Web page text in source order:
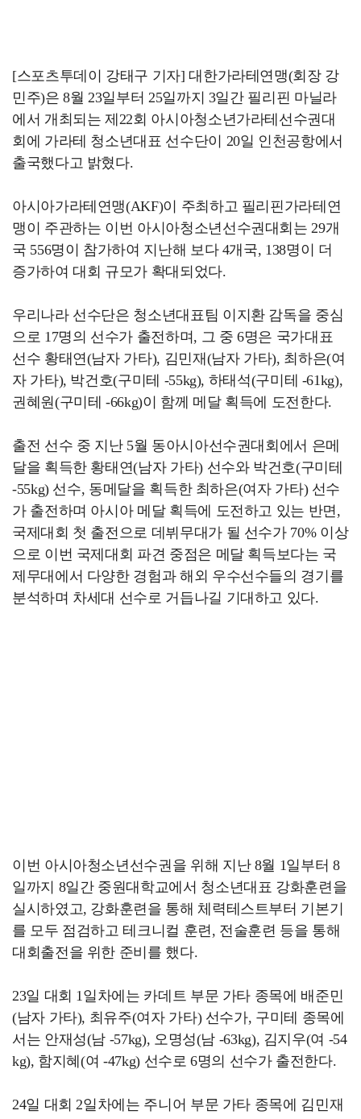
[스포츠투데이 강태구 기자] 대한가라테연맹(회장 강
민주)은 8월 23일부터 25일까지 3일간 필리핀 마닐라
에서 개최되는 제22회 아시아청소년가라테선수권대
회에 가라테 청소년대표 선수단이 20일 인천공항에서
출국했다고 밝혔다.
아시아가라테연맹(AKF)이 주최하고 필리핀가라테연
맹이 주관하는 이번 아시아청소년선수권대회는 29개
국 556명이 참가하여 지난해 보다 4개국, 138명이 더
증가하여 대회 규모가 확대되었다.
우리나라 선수단은 청소년대표팀 이지환 감독을 중심
으로 17명의 선수가 출전하며, 그 중 6명은 국가대표
선수 황태연(남자 가타), 김민재(남자 가타), 최하은(여
자 가타), 박건호(구미테 -55kg), 하태석(구미테 -61kg),
권혜원(구미테 -66kg)이 함께 메달 획득에 도전한다.
출전 선수 중 지난 5월 동아시아선수권대회에서 은메
달을 획득한 황태연(남자 가타) 선수와 박건호(구미테
-55kg) 선수, 동메달을 획득한 최하은(여자 가타) 선수
가 출전하며 아시아 메달 획득에 도전하고 있는 반면,
국제대회 첫 출전으로 데뷔무대가 될 선수가 70% 이상
으로 이번 국제대회 파견 중점은 메달 획득보다는 국
제무대에서 다양한 경험과 해외 우수선수들의 경기를
분석하며 차세대 선수로 거듭나길 기대하고 있다.
이번 아시아청소년선수권을 위해 지난 8월 1일부터 8
일까지 8일간 중원대학교에서 청소년대표 강화훈련을
실시하였고, 강화훈련을 통해 체력테스트부터 기본기
를 모두 점검하고 테크니컬 훈련, 전술훈련 등을 통해
대회출전을 위한 준비를 했다.
23일 대회 1일차에는 카데트 부문 가타 종목에 배준민
(남자 가타), 최유주(여자 가타) 선수가, 구미테 종목에
서는 안재성(남 -57kg), 오명성(남 -63kg), 김지우(여 -54
kg), 함지혜(여 -47kg) 선수로 6명의 선수가 출전한다.
24일 대회 2일차에는 주니어 부문 가타 종목에 김민재